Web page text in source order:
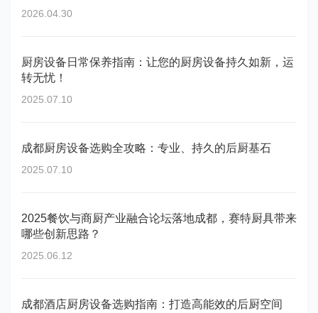
2026.04.30
厨房设备日常保养指南：让您的厨房设备持久如新，运
转无忧！
2025.07.10
成都厨房设备选购全攻略：专业、持久的后厨基石
2025.07.10
2025餐饮与商厨产业融合论坛落地成都，赛特厨具带来
哪些创新思路？
2025.06.12
成都酒店厨房设备选购指南：打造高能效的后厨空间